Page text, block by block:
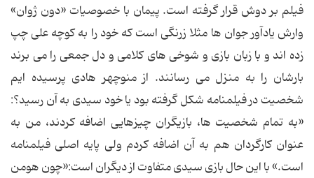
فیلم بر دوش قرار گرفته است. پیمان با خصوصیات «دون ژوان»
وارش یادآور جوان ها مثلا زرنگی است که خود را به کوچه علی چپ
زده اند و با زبان بازی و شوخی های کلامی و دل جمعی را می برند
بارشان را به منزل می رسانند. از منوچهر هادی پرسیده ایم
شخصیت در فیلمنامه شکل گرفته بود یا خود سیدی به آن رسید؟:
«به تمام شخصیت ها، بازیگران چیزهایی اضافه كردند، من به
عنوان كارگردان هم به آن اضافه كردم ولی پایه اصلی فیلمنامه
است.» با این حال بازی سیدی متفاوت از دیگران است:«چون هومن